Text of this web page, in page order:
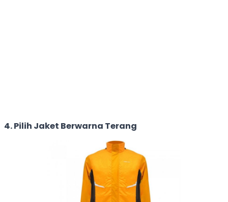
4. Pilih Jaket Berwarna Terang